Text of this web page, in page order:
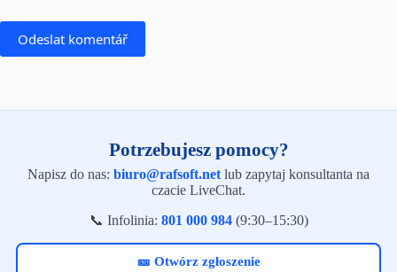
Odeslat komentář
Potrzebujesz pomocy?
Napisz do nas: biuro@rafsoft.net lub zapytaj konsultanta na
czacie LiveChat.
📞 Infolinia: 801 000 984(9:30–15:30)
🎫 Otwórz zgłoszenie